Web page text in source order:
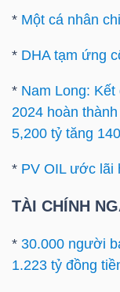
* Một cá nhân
* DHA tạm ứng
* Nam Long:
2024 hoàn
5,200 tỷ tăng
* PV OIL ước lãi
TÀI CHÍNH
* 30.000 người
1.223 tỷ đồng
Tất cả Người
Tin
(-)
viết
của
giả
(-)